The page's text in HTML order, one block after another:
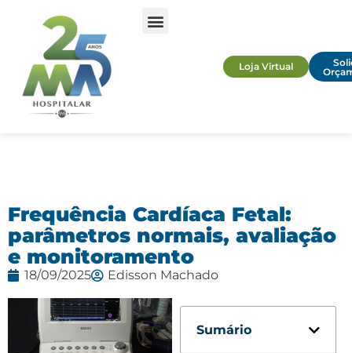
Loja Virtual
Frequência Cardíaca Fetal:
parâmetros normais, avaliação
e monitoramento
18/09/2025 Edisson Machado
Sumário